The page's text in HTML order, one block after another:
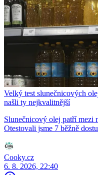
Velký test slunečnicových
našli ty nejkvalitnější
Slunečnicový olej patří mezi
Otestovali jsme 7 běžně
Cooky.cz
6. 8. 2026, 22:40